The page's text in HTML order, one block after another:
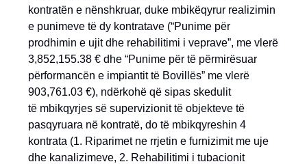
kontratën e nënshkruar, duke mbikëqyrur realizimin
e punimeve të dy kontratave (“Punime për
prodhimin e ujit dhe rehabilitimi i veprave”, me vlerë
3,852,155.38 € dhe “Punime për të përmirësuar
përformancën e impiantit të Bovillës” me vlerë
903,761.03 €), ndërkohë që sipas skedulit
të mbikqyrjes së supervizionit të objekteve të
pasqyruara në kontratë, do të mbikqyreshin 4
kontrata (1. Riparimet ne rrjetin e furnizimit me uje
dhe kanalizimeve, 2. Rehabilitimi i tubacionit